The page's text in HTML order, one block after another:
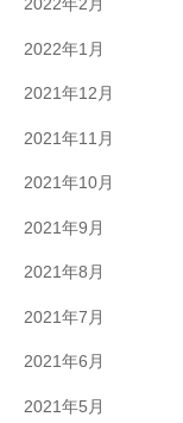
2022年2月
2022年1月
2021年12月
2021年11月
2021年10月
2021年9月
2021年8月
2021年7月
2021年6月
2021年5月